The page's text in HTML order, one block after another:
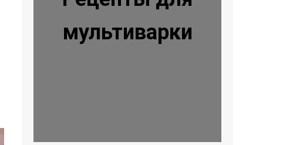
мультиварки